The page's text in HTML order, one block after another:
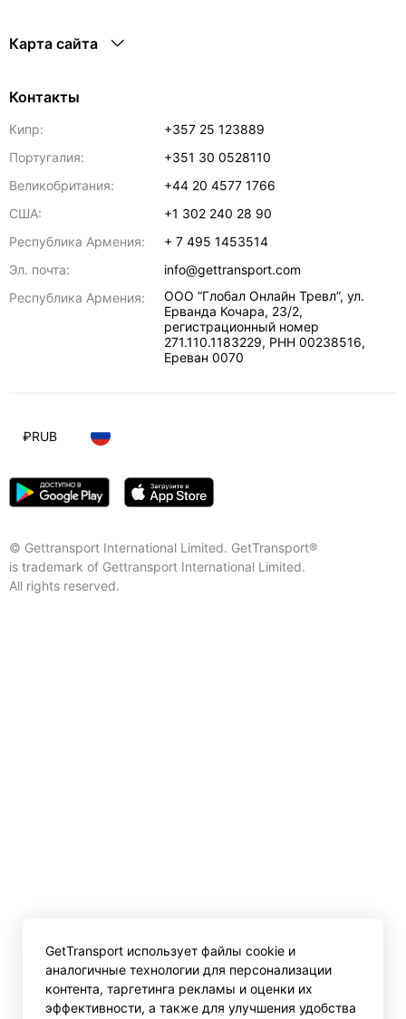
Карта сайта
Контакты
Кипр:
+357 25 123889
Португалия:
+351 30 0528110
Великобритания:
+44 20 4577 1766
США:
+1 302 240 28 90
Республика Армения:
+ 7 495 1453514
Эл. почта:
info@gettransport.com
Республика Армения:
ООО “Глобал Онлайн Тревл”, ул.
Ерванда Кочара, 23/2,
регистрационный номер
271.110.1183229, РНН 00238516,
Ереван 0070
© Gettransport International Limited. GetTransport®
is trademark of Gettransport International Limited.
All rights reserved.
₽RUB
GetTransport использует файлы cookie и
аналогичные технологии для персонализации
контента, таргетинга рекламы и оценки их
эффективности, а также для улучшения удобства